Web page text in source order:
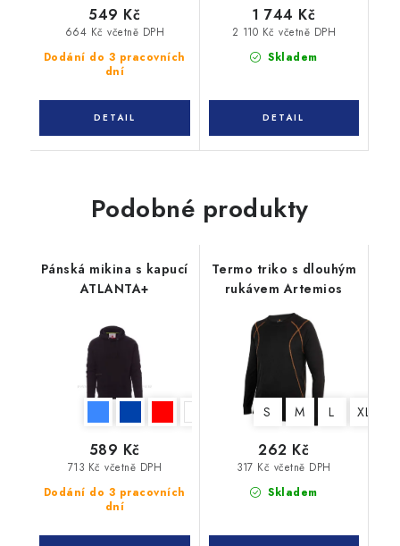
Dodání do 3 pracovních
dní
664 Kč včetně DPH
549 Kč
Skladem
2 110 Kč včetně DPH
1 744 Kč
Podobné produkty
Pánská mikina s kapucí
ATLANTA+
Dodání do 3 pracovních
dní
713 Kč včetně DPH
589 Kč
Termo triko s dlouhým
rukávem Artemios
S M L XL
Skladem
317 Kč včetně DPH
262 Kč